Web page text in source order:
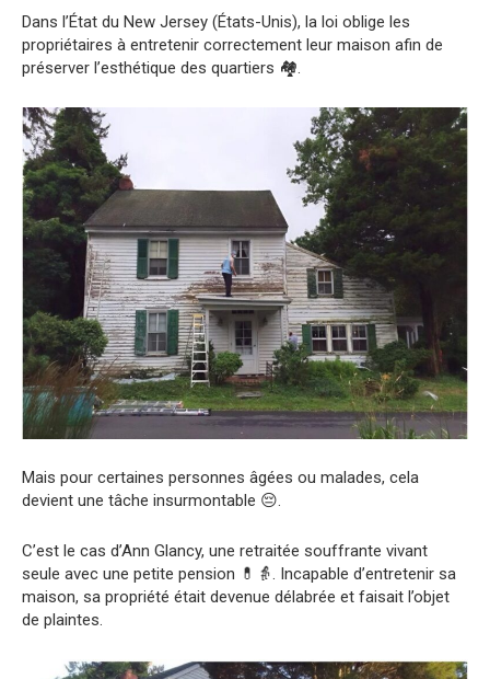
Dans l’État du New Jersey (États-Unis), la loi oblige les
propriétaires à entretenir correctement leur maison afin de
préserver l’esthétique des quartiers 🏘️.
Mais pour certaines personnes âgées ou malades, cela
devient une tâche insurmontable 😔.
C’est le cas d’Ann Glancy, une retraitée souffrante vivant
seule avec une petite pension 💊👵. Incapable d’entretenir sa
maison, sa propriété était devenue délabrée et faisait l’objet
de plaintes.